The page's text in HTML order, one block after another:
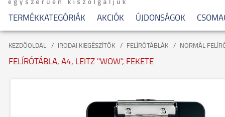
TERMÉKKATEGÓRIÁK AKCIÓK ÚJDONSÁGOK
KEZDŐOLDAL IRODAI KIEGÉSZÍTŐK FELÍRÓTÁBLÁK NORMÁL
FELÍRÓTÁBLA, A4, LEITZ "WOW", FEKETE